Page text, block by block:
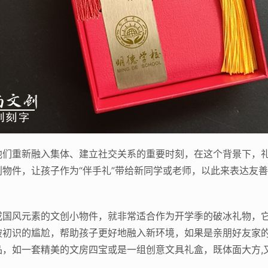
重新融入集体、建立社交关系的重要时刻，在这个背景下，
件，让孩子作为“伴手礼”带给新同学或老师，以此来表达友
风元素的文创小物件，就非常适合作为开学季的破冰礼物，
识的尴尬，帮助孩子更好地融入新环境，如果是亲朋好友家
如一套精美的文房四宝或是一组创意文具礼盒，既体面大方